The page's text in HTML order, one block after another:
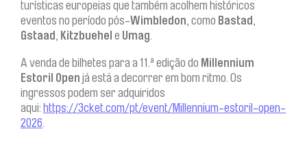
turísticas europeias que também acolhem históricos
eventos no período pós-Wimbledon, como Bastad,
Gstaad, Kitzbuehel e Umag.
A venda de bilhetes para a 11.ª edição do Millennium
Estoril Open já está a decorrer em bom ritmo. Os
ingressos podem ser adquiridos
aqui: https://3cket.com/pt/event/Millennium-estoril-open-
2026.